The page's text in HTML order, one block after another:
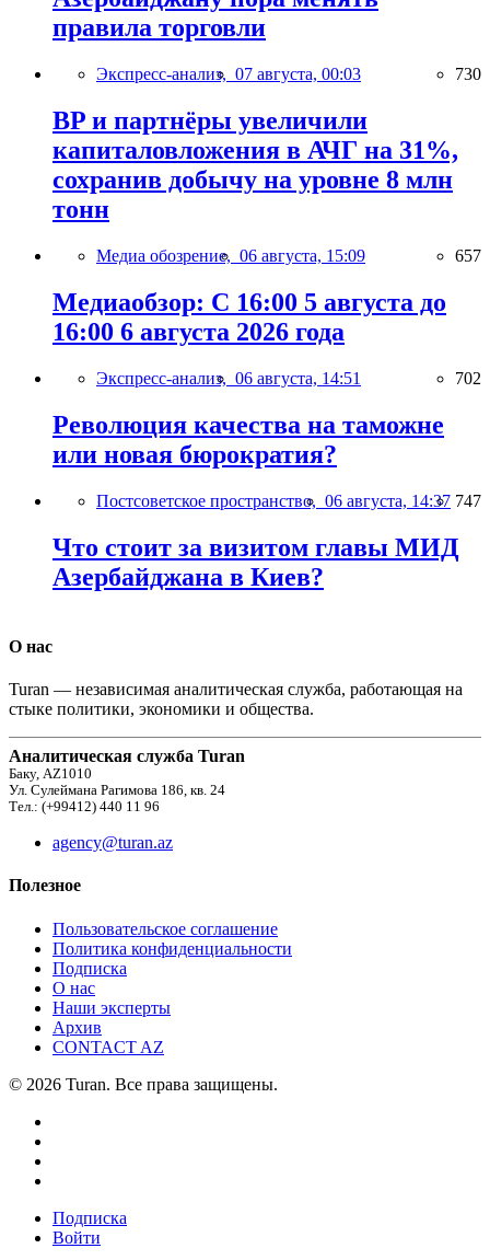
правила торговли
Экспресс-анализ, 07 августа, 00:03 730
BP и партнёры увеличили
капиталовложения в АЧГ на 31%,
сохранив добычу на уровне 8 млн
тонн
Медиа обозрение, 06 августа, 15:09 657
Медиаобзор: С 16:00 5 августа до
16:00 6 августа 2026 года
Экспресс-анализ, 06 августа, 14:51 702
Революция качества на таможне
или новая бюрократия?
Постсоветское пространство, 06 августа, 14:37 747
Что стоит за визитом главы МИД
Азербайджана в Киев?
О нас
Turan — независимая аналитическая служба, работающая на
стыке политики, экономики и общества.
Аналитическая служба Turan
Баку, AZ1010
Ул. Сулеймана Рагимова 186, кв. 24
Тел.: (+99412) 440 11 96
agency@turan.az
Полезное
Пользовательское соглашение
Политика конфиденциальности
Подписка
О нас
Наши эксперты
Архив
CONTACT AZ
© 2026 Turan. Все права защищены.
Подписка
Войти